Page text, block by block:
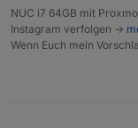
NUC i7 64GB mit
Instagram verfolgen ->
Wenn Euch mein